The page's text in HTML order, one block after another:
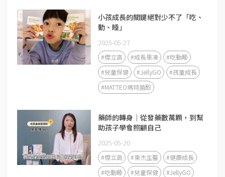
小孩成長的關鍵絕對少不了「吃、
動、睡」
2025-05-27
#傑立高 #成長果凍
#吃動睡
#兒童保健
#JellyGO
#孩童成長
#MATTEO瑪特菌酚
藥師的轉身｜從發藥數萬顆，到幫
助孩子學會照顧自己
2025-05-20
#傑立高 #東杰生醫
#健康成長
#吃動睡
#兒童保健
#JellyGO